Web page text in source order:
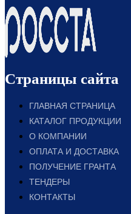
Страницы сайта
ГЛАВНАЯ СТРАНИЦА
КАТАЛОГ ПРОДУКЦИИ
О КОМПАНИИ
ОПЛАТА И ДОСТАВКА
ПОЛУЧЕНИЕ ГРАНТА
ТЕНДЕРЫ
КОНТАКТЫ